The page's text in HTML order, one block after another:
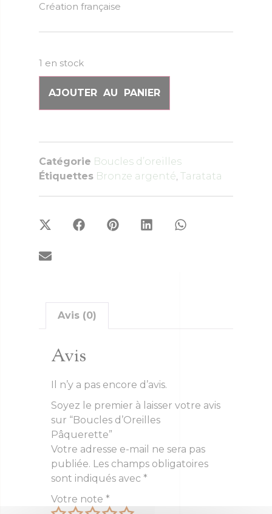
Création française
1 en stock
AJOUTER AU PANIER
Catégorie Boucles d’oreilles
Étiquettes Bronze argenté, Taratata
Avis (0)
Avis
Il n’y a pas encore d’avis.
Soyez le premier à laisser votre avis
sur “Boucles d’Oreilles
Pâquerette”
Votre adresse e-mail ne sera pas
publiée. Les champs obligatoires
sont indiqués avec *
Votre note *